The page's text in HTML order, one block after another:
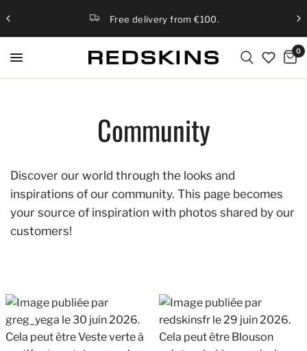
Free delivery from €100.
0
Community
Discover our world through the looks and
inspirations of our community. This page becomes
your source of inspiration with photos shared by our
customers!